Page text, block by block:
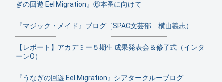
ぎの回遊 Eel Migration』⑥本番に向けて
『マジック・メイド』ブログ（SPAC文芸部 横山義志）
【レポート】アカデミー５期生 成果発表会＆修了式（インタ
ーンO）
『うなぎの回遊 Eel Migration』シアタークルーブログ